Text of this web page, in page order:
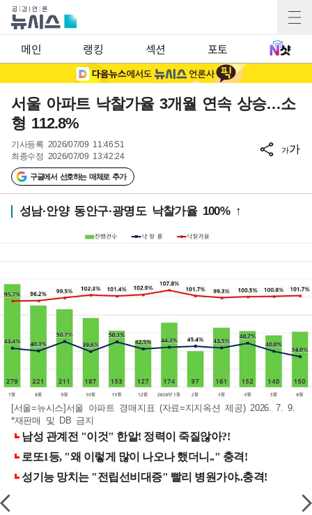
메인 랭킹 섹션 포토
서울 아파트 낙찰가율 3개월 연속 상승…소
형 112.8%
기사등록 2026/07/09 11:46:51
최종수정 2026/07/09 13:42:24
구글에서 선호하는 매체로 추가
가가
성남·안양 동안구·광명도 낙찰가율 100% ↑
[서울=뉴시스]서울 아파트 경매지표 (자료=지지옥션 제공) 2026. 7. 9.
*재판매 및 DB 금지